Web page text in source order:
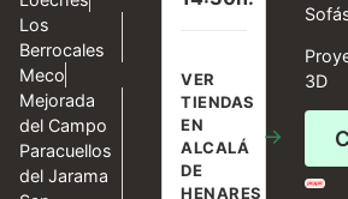
Los
Berrocales
Meco
Mejorada
del Campo
Paracuellos
del Jarama
VER
TIENDAS
EN
ALCALÁ
DE
HENARES
→
3D